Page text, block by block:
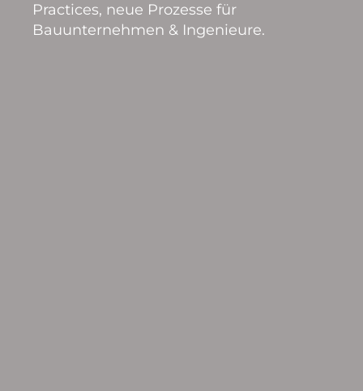
Practices, neue Prozesse für
Bauunternehmen & Ingenieure.